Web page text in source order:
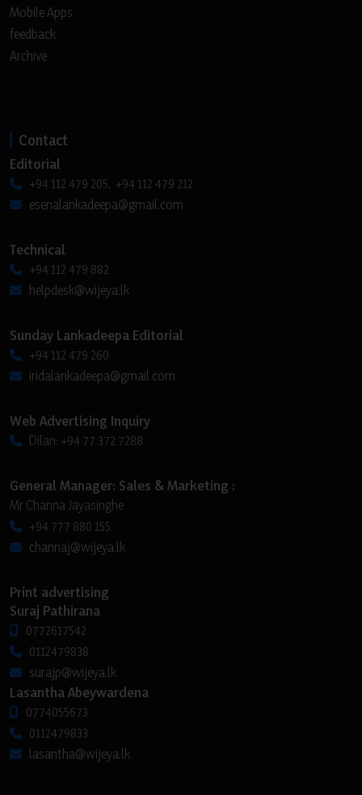
Mobile Apps
feedback
Archive
Contact
Editorial
+94 112 479 205, +94 112 479 212
esenalankadeepa@gmail.com
Technical
+94 112 479 882
helpdesk@wijeya.lk
Sunday Lankadeepa Editorial
+94 112 479 260
iridalankadeepa@gmail.com
Web Advertising Inquiry
Dilan: +94 77 372 7288
General Manager: Sales & Marketing :
Mr Channa Jayasinghe
+94 777 880 155
channaj@wijeya.lk
Print advertising
Suraj Pathirana
0772617542
0112479838
surajp@wijeya.lk
Lasantha Abeywardena
0774055673
0112479833
lasantha@wijeya.lk